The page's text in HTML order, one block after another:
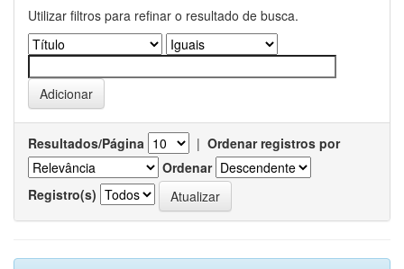
Utilizar filtros para refinar o resultado de busca.
Resultados/Página | Ordenar registros por
Ordenar
Registro(s)